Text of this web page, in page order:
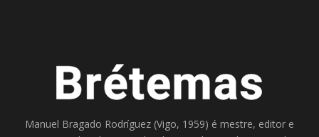
Manuel Bragado Rodríguez (Vigo, 1959) é mestre, editor e